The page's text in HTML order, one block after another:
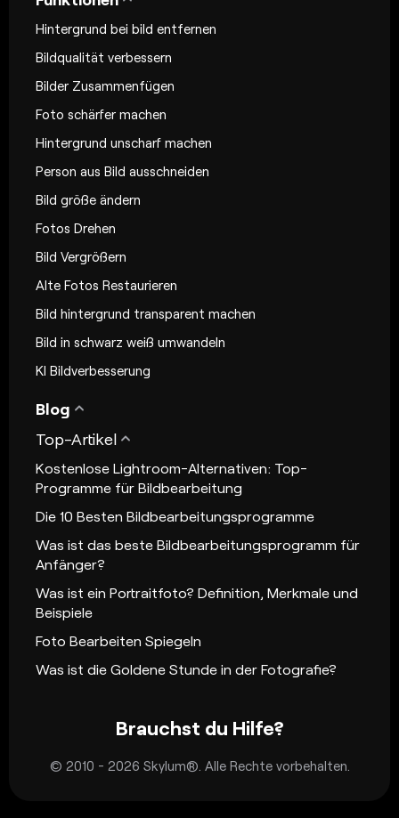
Hintergrund bei bild entfernen
Bildqualität verbessern
Bilder Zusammenfügen
Foto schärfer machen
Hintergrund unscharf machen
Person aus Bild ausschneiden
Bild größe ändern
Fotos Drehen
Bild Vergrößern
Alte Fotos Restaurieren
Bild hintergrund transparent machen
Bild in schwarz weiß umwandeln
KI Bildverbesserung
Blog
Top-Artikel
Kostenlose Lightroom-Alternativen: Top-
Programme für Bildbearbeitung
Die 10 Besten Bildbearbeitungsprogramme
Was ist das beste Bildbearbeitungsprogramm für
Anfänger?
Was ist ein Portraitfoto? Definition, Merkmale und
Beispiele
Foto Bearbeiten Spiegeln
Was ist die Goldene Stunde in der Fotografie?
Brauchst du Hilfe?
© 2010 - 2026 Skylum®. Alle Rechte vorbehalten.